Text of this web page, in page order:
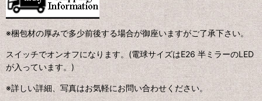
※梱包材の厚みで多少前後する場合が御座いますがご了承下さい。
スイッチでオンオフになります。(電球サイズはE26 半ミラーのLED
が入っています。)
※詳しい詳細、写真はお気軽にお問い合わせください。